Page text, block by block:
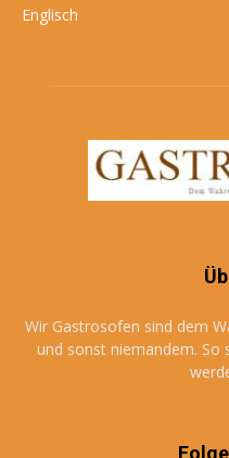
Englisch
Wir Gastrosofen sind dem
und sonst niemandem. So